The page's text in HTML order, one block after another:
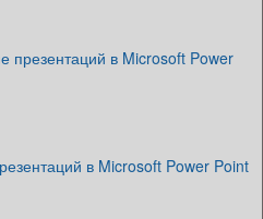
презентаций в Microsoft Power
в Microsoft Power Point